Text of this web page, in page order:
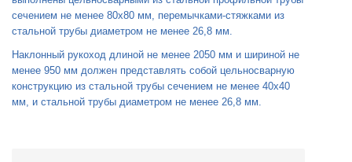
сечением не менее 80x80 мм, перемычками-стяжками из
стальной трубы диаметром не менее 26,8 мм.
Наклонный рукоход длиной не менее 2050 мм и шириной не
менее 950 мм должен представлять собой цельносварную
конструкцию из стальной трубы сечением не менее 40x40
мм, и стальной трубы диаметром не менее 26,8 мм.